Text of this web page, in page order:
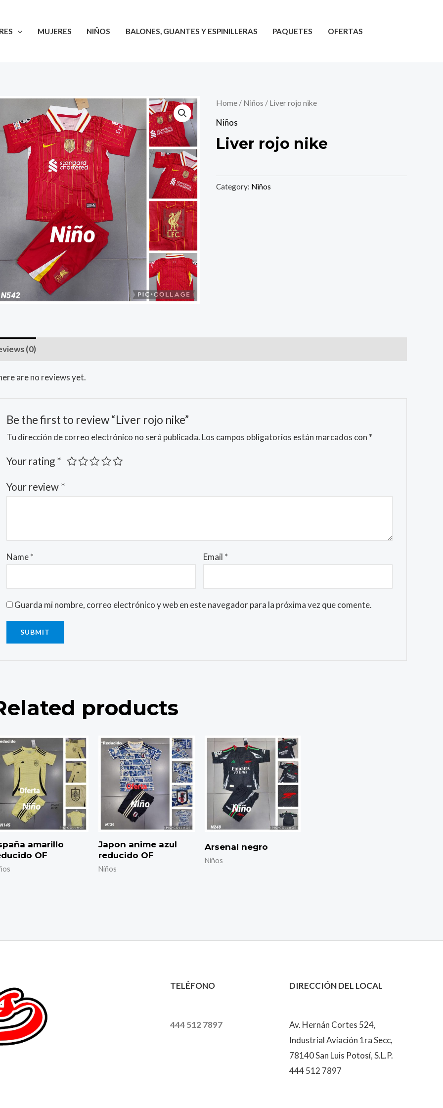
MUJERES NIÑOS BALONES, GUANTES Y ESPINILLERAS PAQUETES OFERTAS
Home / Niños / Liver rojo nike
Niños
Liver rojo nike
Category: Niños
(0)
are no reviews yet.
Be the first to review “Liver rojo nike”
Tu dirección de correo electrónico no será publicada. Los campos obligatorios están marcados con *
Your rating *
Your review *
Name* Email *
Guarda mi nombre, correo electrónico y web en este navegador para la próxima vez que comente.
products
amarillo
OF
Japon anime azul
reducido OF
Niños
Arsenal negro
Niños
TELÉFONO
444 512 7897
DIRECCIÓN DEL LOCAL
Av. Hernán Cortes 524,
Industrial Aviación 1ra Secc,
78140 San Luis Potosí, S.L.P.
444 512 7897